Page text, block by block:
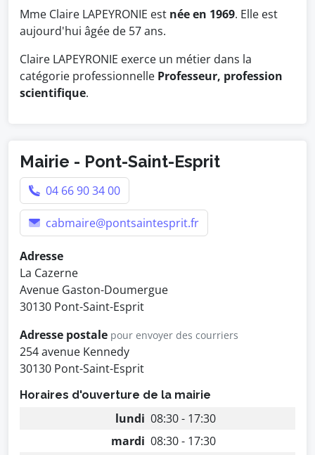
Mme Claire LAPEYRONIE est née en 1969. Elle est
aujourd'hui âgée de 57 ans.
Claire LAPEYRONIE exerce un métier dans la
catégorie professionnelle Professeur, profession
scientifique.
Mairie - Pont-Saint-Esprit
04 66 90 34 00
cabmaire@pontsaintesprit.fr
Adresse
La Cazerne
Avenue Gaston-Doumergue
30130 Pont-Saint-Esprit
Adresse postale pour envoyer des courriers
254 avenue Kennedy
30130 Pont-Saint-Esprit
Horaires d'ouverture de la mairie
lundi 08:30 - 17:30
mardi 08:30 - 17:30